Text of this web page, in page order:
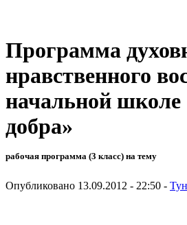
Программа
нравственного
начальной
добра»
рабочая программа (3 класс) на тему
Опубликовано 13.09.2012 - 22:50 -